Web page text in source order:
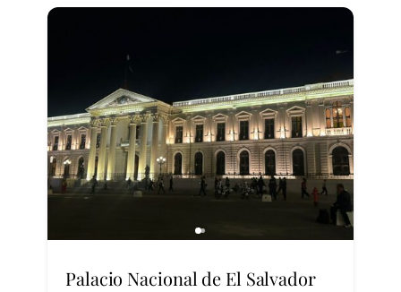
Palacio Nacional de El Salvador